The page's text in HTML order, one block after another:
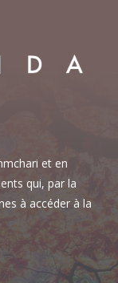
et en
qui, par la
à accéder à la